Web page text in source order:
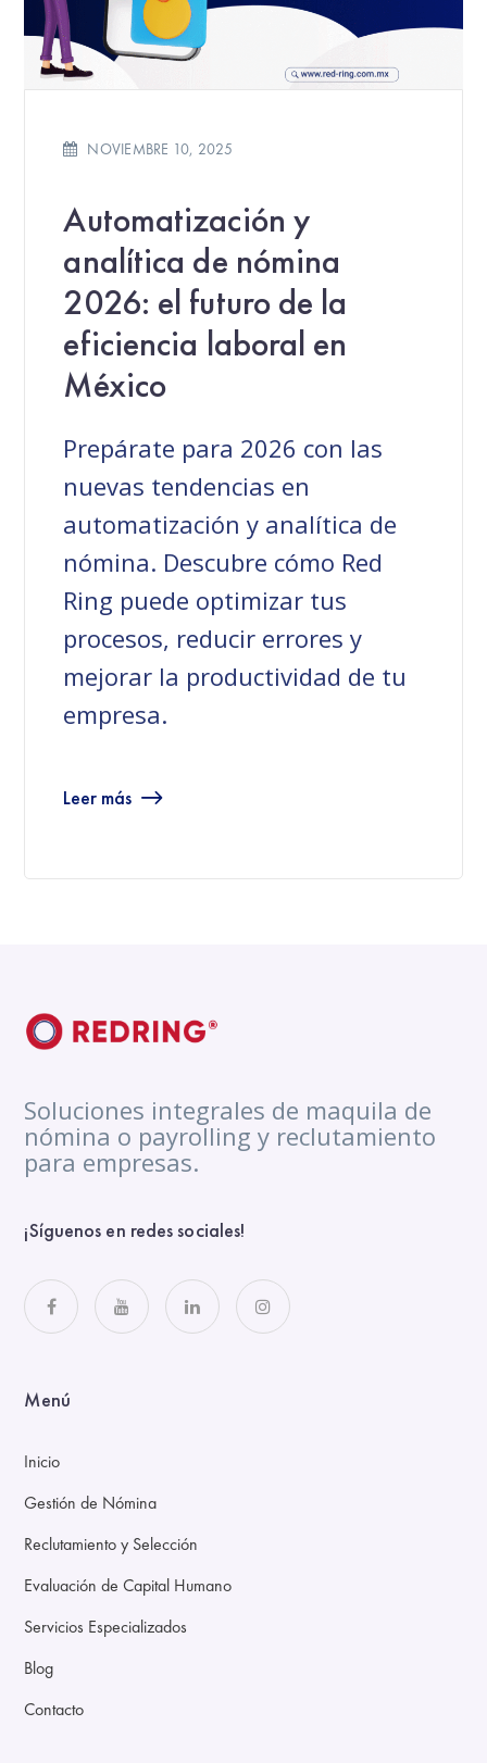
NOVIEMBRE 10, 2025
Automatización y
analítica de nómina
2026: el futuro de la
eficiencia laboral en
México
Prepárate para 2026 con las
nuevas tendencias en
automatización y analítica de
nómina. Descubre cómo Red
Ring puede optimizar tus
procesos, reducir errores y
mejorar la productividad de tu
empresa.
Leer más
Soluciones integrales de maquila de
nómina o payrolling y reclutamiento
para empresas.
¡Síguenos en redes sociales!
Menú
Inicio
Gestión de Nómina
Reclutamiento y Selección
Evaluación de Capital Humano
Servicios Especializados
Blog
Contacto